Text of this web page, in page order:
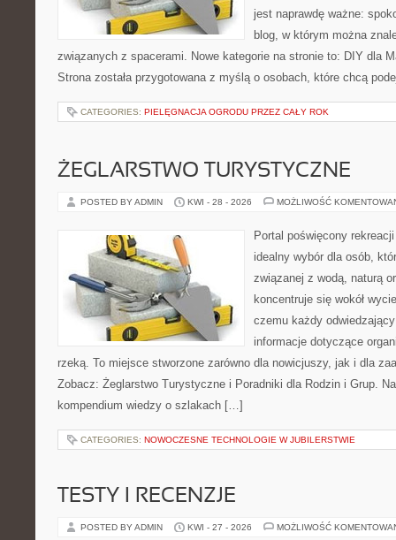
jest naprawdę ważne:
blog, w którym można
związanych z spacerami. Nowe kategorie na stronie to: DIY dla
Strona została przygotowana z myślą o osobach, które chcą
CATEGORIES: PIELĘGNACJA OGRODU PRZEZ CAŁY ROK
ŻEGLARSTWO TURYSTYCZNE
POSTED BY ADMIN KWI - 28 - 2026 MOŻLIWOŚĆ
Portal poświęcony
idealny wybór dla osób,
związanej z wodą, naturą
koncentruje się wokół
czemu każdy
informacje dotyczące
rzeką. To miejsce stworzone zarówno dla nowicjuszy, jak i dla
Zobacz: Żeglarstwo Turystyczne i Poradniki dla Rodzin i Grup.
kompendium wiedzy o szlakach […]
CATEGORIES: NOWOCZESNE TECHNOLOGIE W JUBILERSTWIE
TESTY I RECENZJE
POSTED BY ADMIN KWI - 27 - 2026 MOŻLIWOŚĆ